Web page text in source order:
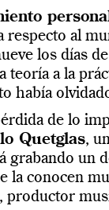
al
los días
teoría a la
había
de lo
Quetglas,
un
la conocen
, productor